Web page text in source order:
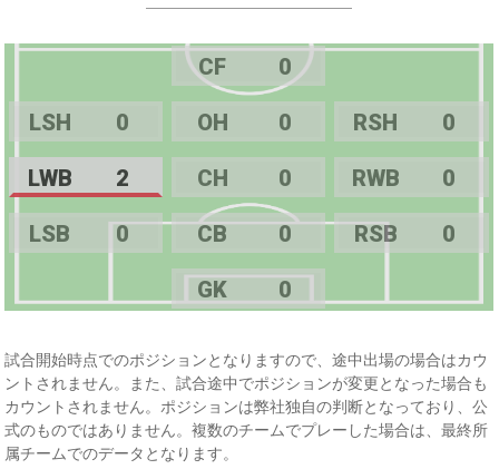
CF 0
LSH 0 OH 0 RSH 0
LWB 2 CH 0 RWB 0
LSB 0 CB 0 RSB 0
GK 0
試合開始時点でのポジションとなりますので、途中出場の場合はカウ
ントされません。また、試合途中でポジションが変更となった場合も
カウントされません。ポジションは弊社独自の判断となっており、公
式のものではありません。複数のチームでプレーした場合は、最終所
属チームでのデータとなります。